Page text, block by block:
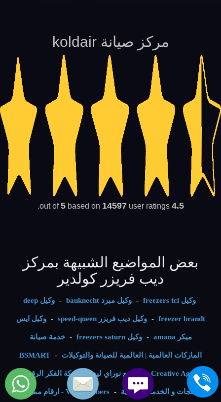
مركز صيانة koldair
4.5
out of
5based on 14597user ratings.
بعض المواضيع الشبيهة بمركز
ديب فريزر كولدير
وكيل freezers tcl - وكيل مبرد bauknecht - وكيل deep
freezer brandt
- وكيل ديب فريزر speed-queen - وكيل ايس
ميكر amana - وكيل freezers saturn - خدمة صيانة
الماركات العالمية | العالمية للصيانة والتوكيلات -
BSMART
Creative Agency
- مصنع نوراي ليد شركة الفكر الرقمي -
للمنتجات و الخدمات التقنية - VIP Numbers - ارقام مميزة -